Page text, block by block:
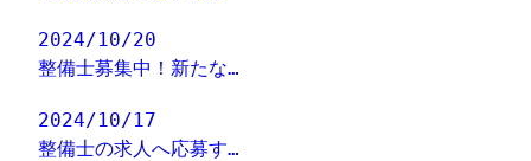
2024/10/20
整備士募集中！新たな…
2024/10/17
整備士の求人へ応募す…